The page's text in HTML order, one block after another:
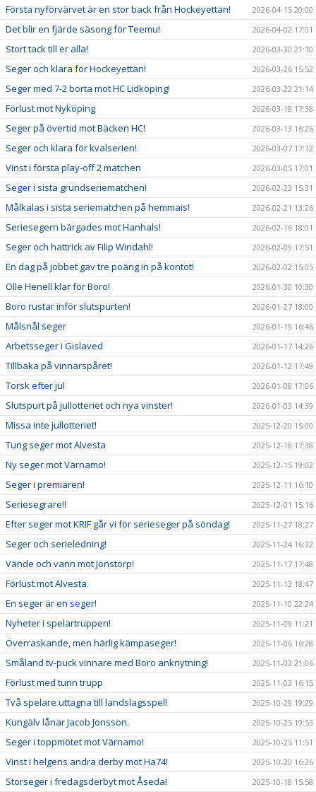
Första nyförvärvet är en stor back från Hockeyettan! 2026-04-15 20:00
Det blir en fjärde säsong för Teemu! 2026-04-02 17:01
Stort tack till er alla! 2026-03-30 21:10
Seger och klara för Hockeyettan! 2026-03-26 15:52
Seger med 7-2 borta mot HC Lidköping! 2026-03-22 21:14
Förlust mot Nyköping 2026-03-18 17:38
Seger på övertid mot Bäcken HC! 2026-03-13 16:26
Seger och klara för kvalserien! 2026-03-07 17:12
Vinst i första play-off 2 matchen 2026-03-05 17:01
Seger i sista grundseriematchen! 2026-02-23 15:31
Målkalas i sista seriematchen på hemmais! 2026-02-21 13:26
Seriesegern bärgades mot Hanhals! 2026-02-16 18:01
Seger och hattrick av Filip Windahl! 2026-02-09 17:51
En dag på jobbet gav tre poäng in på kontot! 2026-02-02 15:05
Olle Henell klar för Boro! 2026-01-30 10:30
Boro rustar inför slutspurten! 2026-01-27 18:00
Målsnål seger 2026-01-19 16:46
Arbetsseger i Gislaved 2026-01-17 14:26
Tillbaka på vinnarspåret! 2026-01-12 17:49
Torsk efter jul 2026-01-08 17:06
Slutspurt på jullotteriet och nya vinster! 2026-01-03 14:39
Missa inte jullotteriet! 2025-12-20 15:00
Tung seger mot Alvesta 2025-12-18 17:38
Ny seger mot Värnamo! 2025-12-15 19:02
Seger i premiären! 2025-12-11 16:10
Seriesegrare!! 2025-12-01 15:16
Efter seger mot KRIF går vi för serieseger på söndag! 2025-11-27 18:27
Seger och serieledning! 2025-11-24 16:32
Vände och vann mot Jonstorp! 2025-11-17 17:48
Förlust mot Alvesta 2025-11-13 18:47
En seger är en seger! 2025-11-10 22:24
Nyheter i spelartruppen! 2025-11-09 11:21
Överraskande, men härlig kämpaseger! 2025-11-06 16:28
Småland tv-puck vinnare med Boro anknytning! 2025-11-03 21:06
Förlust med tunn trupp 2025-11-03 16:15
Två spelare uttagna till landslagsspel! 2025-10-29 19:29
Kungälv lånar Jacob Jonsson. 2025-10-25 19:53
Seger i toppmötet mot Värnamo! 2025-10-25 11:51
Vinst i helgens andra derby mot Ha74! 2025-10-20 16:26
Storseger i fredagsderbyt mot Åseda! 2025-10-18 15:58